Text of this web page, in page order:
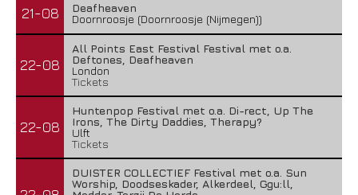
21-08
Deafheaven
Doornroosje (Doornroosje (Nijmegen))
22-08
All Points East Festival Festival met o.a.
Deftones, Deafheaven
London
Tickets
22-08
Huntenpop Festival met o.a. Di-rect, Up The
Irons, The Dirty Daddies, Therapy?
Ulft
Tickets
DUISTER COLLECTIEF Festival met o.a. Sun
Worship, Doodseskader, Alkerdeel, Ggu:ll,